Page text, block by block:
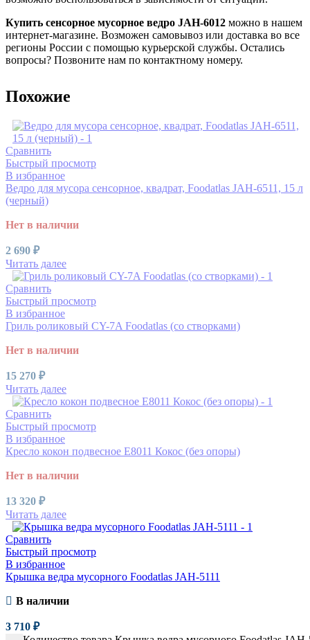
Купить сенсорное мусорное ведро JAH-6012 можно в нашем
интернет-магазине. Возможен самовывоз или доставка во все
регионы России с помощью курьерской службы. Остались
вопросы? Позвоните нам по контактному номеру.
Похожие
Сравнить
Быстрый просмотр
В избранное
Ведро для мусора сенсорное, квадрат, Foodatlas JAH-6511, 15 л
(черный)
Нет в наличии
2 690 ₽
Читать далее
Сравнить
Быстрый просмотр
В избранное
Гриль роликовый CY-7A Foodatlas (со створками)
Нет в наличии
15 270 ₽
Читать далее
Сравнить
Быстрый просмотр
В избранное
Кресло кокон подвесное E8011 Кокос (без опоры)
Нет в наличии
13 320 ₽
Читать далее
Сравнить
Быстрый просмотр
В избранное
Крышка ведра мусорного Foodatlas JAH-5111
В наличии
3 710 ₽